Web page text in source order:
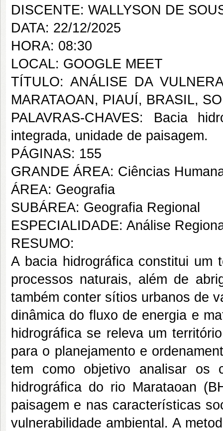
DISCENTE: WALLYSON DE
DATA: 22/12/2025
HORA: 08:30
LOCAL: GOOGLE MEET
TÍTULO: ANÁLISE DA
MARATAOAN, PIAUÍ, BRASIL,
PALAVRAS-CHAVES: Bacia
integrada, unidade de paisagem.
PÁGINAS: 155
GRANDE ÁREA: Ciências
ÁREA: Geografia
SUBÁREA: Geografia Regional
ESPECIALIDADE: Análise
RESUMO:
A bacia hidrográfica constitui um
processos naturais, além de
também conter sítios urbanos de
dinâmica do fluxo de energia e
hidrográfica se releva um
para o planejamento e
tem como objetivo analisar os
hidrográfica do rio Marataoan
paisagem e nas características
vulnerabilidade ambiental. A